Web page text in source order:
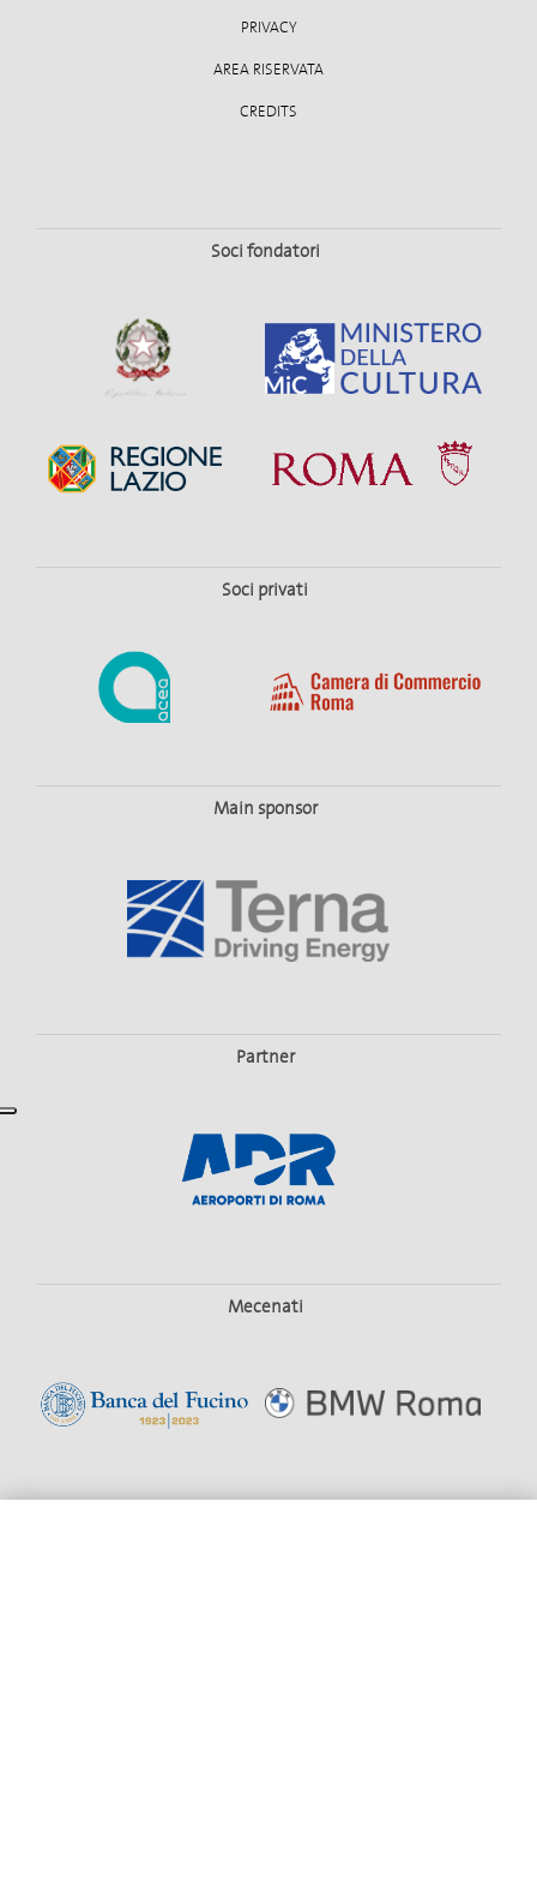
PRIVACY
AREA RISERVATA
CREDITS
Soci fondatori
Soci privati
Main sponsor
Partner
Mecenati